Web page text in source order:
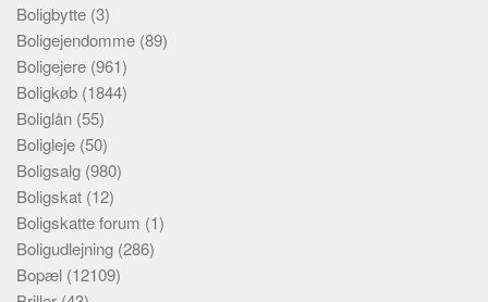
Boligbytte (3)
Boligejendomme (89)
Boligejere (961)
Boligkøb (1844)
Boliglån (55)
Boligleje (50)
Boligsalg (980)
Boligskat (12)
Boligskatte forum (1)
Boligudlejning (286)
Bopæl (12109)